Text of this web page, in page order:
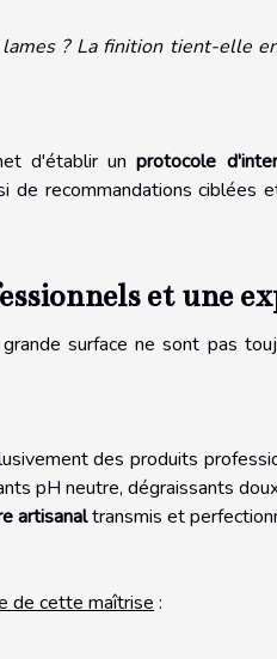
? La finition tient-elle
d'établir unprotocole
de recommandations ciblées
et une
surface ne sont pas
des produits
pH neutre, dégraissants
artisanaltransmis et
de cette maîtrise :